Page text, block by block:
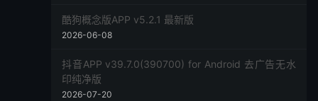
酷狗概念版APP v5.2.1 最新版
2026-06-08
抖音APP v39.7.0(390700) for Android 去广告无水
印纯净版
2026-07-20